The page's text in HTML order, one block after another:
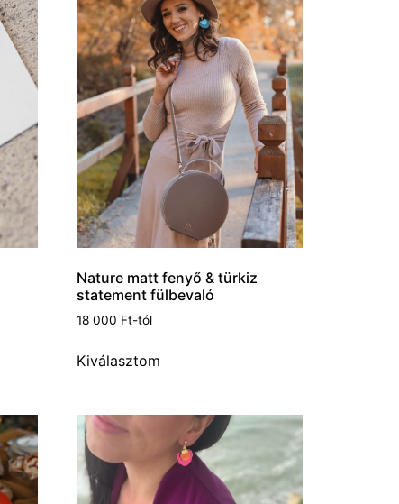
Nature matt fenyő & türkiz
statement fülbevaló
18 000 Ft-tól
Kiválasztom